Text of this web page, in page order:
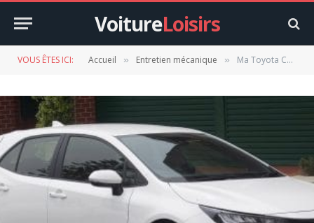
VoitureLoisirs
VOUS ÊTES ICI: Accueil » Entretien mécanique » Ma Toyota Corolla prend de l’eau : que faire ?